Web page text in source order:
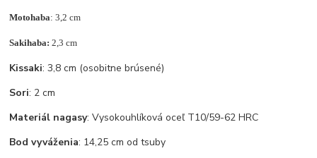
Motohaba: 3,2 cm
Sakihaba:2,3 cm
Kissaki: 3,8 cm (osobitne brúsené)
Sori: 2 cm
Materiál nagasy: Vysokouhlíková oceľ T10/59-62 HRC
Bod vyváženia: 14,25 cm od tsuby